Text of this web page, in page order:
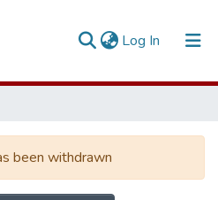
Log In (current)
been withdrawn